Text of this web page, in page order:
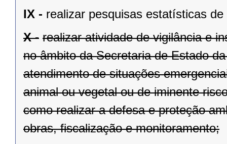
IX - realizar pesquisas estatísticas de
X - realizar atividade de vigilância e
no âmbito da Secretaria de Estado
atendimento de situações
animal ou vegetal ou de iminente
como realizar a defesa e proteção
obras, fiscalização e monitoramento;